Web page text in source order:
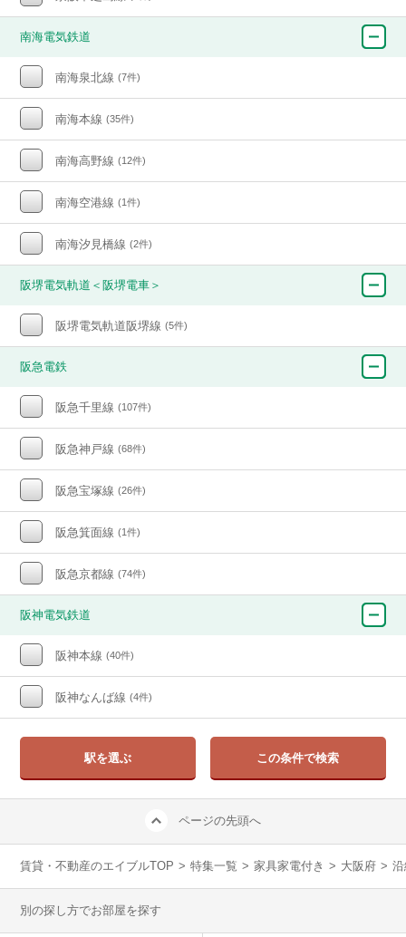
南海電気鉄道
南海泉北線 (7件)
南海本線 (35件)
南海高野線 (12件)
南海空港線 (1件)
南海汐見橋線 (2件)
阪堺電気軌道＜阪堺電車＞
阪堺電気軌道阪堺線 (5件)
阪急電鉄
阪急千里線 (107件)
阪急神戸線 (68件)
阪急宝塚線 (26件)
阪急箕面線 (1件)
阪急京都線 (74件)
阪神電気鉄道
阪神本線 (40件)
阪神なんば線 (4件)
駅を選ぶ この条件で検索
ページの先頭へ
賃貸・不動産のエイブルTOP > 特集一覧 > 家具家電付き > 大阪府 >
別の探し方でお部屋を探す